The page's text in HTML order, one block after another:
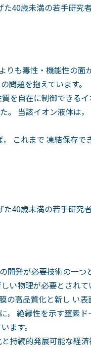
40歳未満の若手研究
りも毒性・機能性の面
問題を抱えています。
を自在に制御できる
当該イオン液体は，
これまで 凍結保存で
40歳未満の若手研究
発が必要技術の一つ
い物理が必要とされて
高品質化と新し い表
， 絶縁性を示す窒素
ます。
持続的発展可能な経